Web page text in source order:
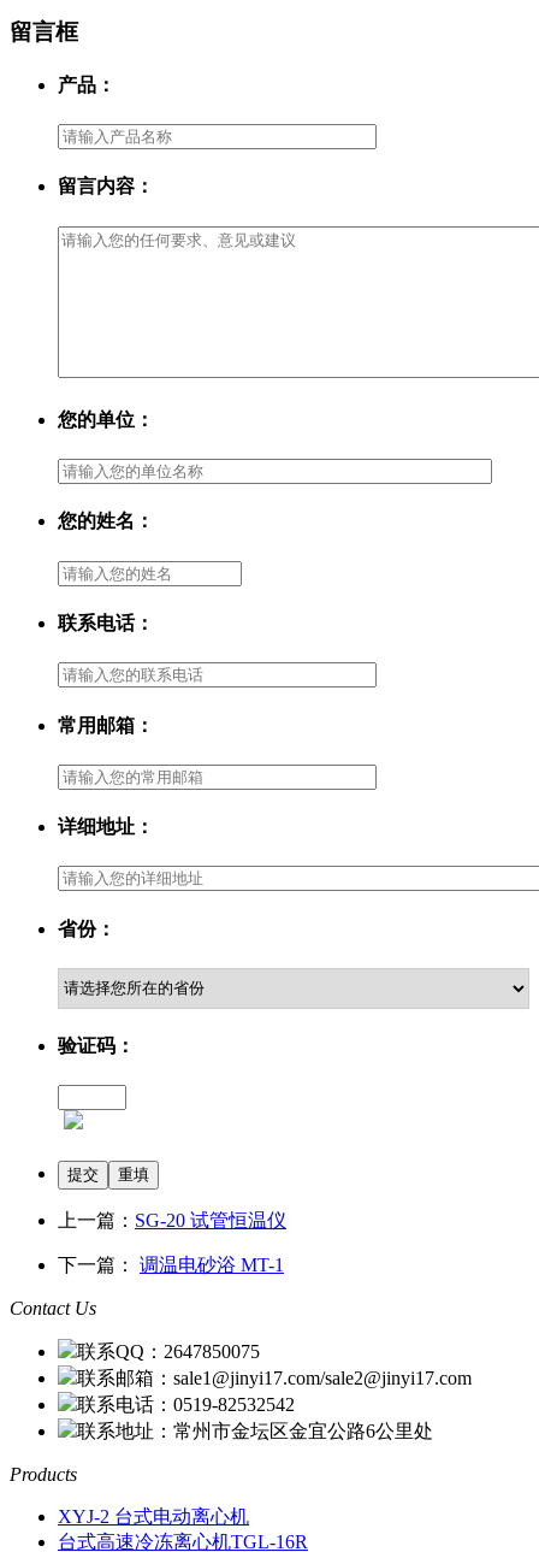
留言框
产品：
留言内容：
您的单位：
您的姓名：
联系电话：
常用邮箱：
详细地址：
省份：
验证码：
上一篇： SG-20 试管恒温仪
下一篇： 调温电砂浴 MT-1
Contact Us
联系QQ：2647850075
联系邮箱：sale1@jinyi17.com/sale2@jinyi17.com
联系电话：0519-82532542
联系地址：常州市金坛区金宜公路6公里处
Products
XYJ-2 台式电动离心机
台式高速冷冻离心机TGL-16R